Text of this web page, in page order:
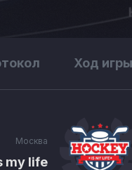
Ход игры
Москва
my life